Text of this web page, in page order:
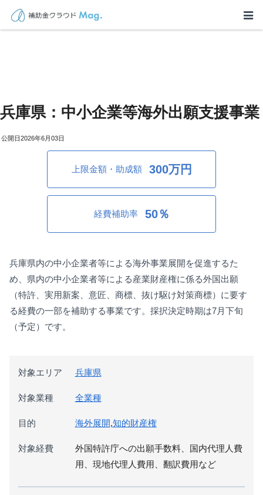
兵庫県：中小企業等海外出願支援事業
2026年6月03日
上限金額・助成額 300万円
経費補助率 50％
兵庫県内の中小企業者等による海外事業展開を促進するた
め、県内の中小企業者等による産業財産権に係る外国出願
（特許、実用新案、意匠、商標、抜け駆け対策商標）に要す
る経費の一部を補助する事業です。採択決定時期は7月下旬
（予定）です。
対象エリア 兵庫県
対象業種 全業種
目的 海外展開,知的財産権
対象経費
外国特許庁への出願手数料、国内代理人費
用、現地代理人費用、翻訳費用など